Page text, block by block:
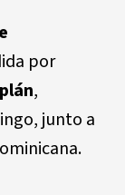
por
,
junto a